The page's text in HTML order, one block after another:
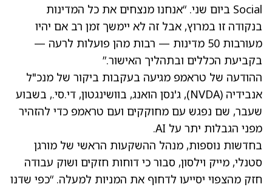
Social ביום שני. “אנחנו מנצחים את כל המדינות
בנקודה זו במרוץ, אבל זה לא יימשך זמן רב אם יהיו
מעורבות 50 מדינות — רבות מהן פועלות לרעה —
בקביעת הכללים ובתהליך האישור.”
ההודעה של טראמפ מגיעה בעקבות ביקור של מנכ"ל
אנבידיה (NVDA)
, ג'נסן הואנג, בוושינגטון, די.סי., בשבוע
שעבר, שם נפגש עם מחוקקים ועם טראמפ כדי להזהיר
מפני הגבלות יתר על AI.
בחדשות נוספות, מנהל ההשקעות הראשי של מורגן
סטנלי, מייק וילסון, סבור כי דוחות חזקים ושוק עבודה
חזק מהצפוי יסייעו לדחוף את המניות למעלה. “כפי שדנו